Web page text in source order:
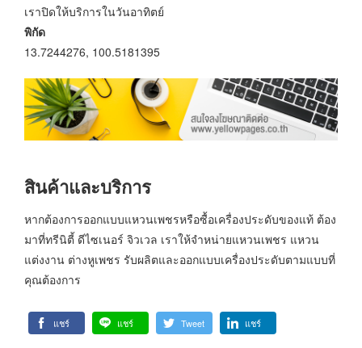
เราปิดให้บริการในวันอาทิตย์
พิกัด
13.7244276, 100.5181395
สินค้าและบริการ
หากต้องการออกแบบแหวนเพชรหรือซื้อเครื่องประดับของแท้ ต้อง
มาที่ทรีนิตี้ ดีไซเนอร์ จิวเวล เราให้จำหน่ายแหวนเพชร แหวน
แต่งงาน ต่างหูเพชร รับผลิตและออกแบบเครื่องประดับตามแบบที่
คุณต้องการ
แชร์ แชร์ Tweet แชร์